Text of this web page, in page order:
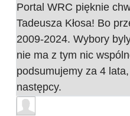
Portal WRC pięknie
Tadeusza Kłosa! Bo
2009-2024. Wybory
nie ma z tym nic
podsumujemy za 4
następcy.